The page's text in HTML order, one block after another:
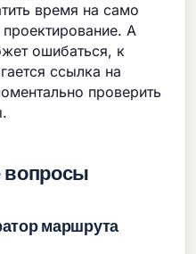
время на само
А
ошибаться, к
ссылка на
проверить
вопросы
маршрута